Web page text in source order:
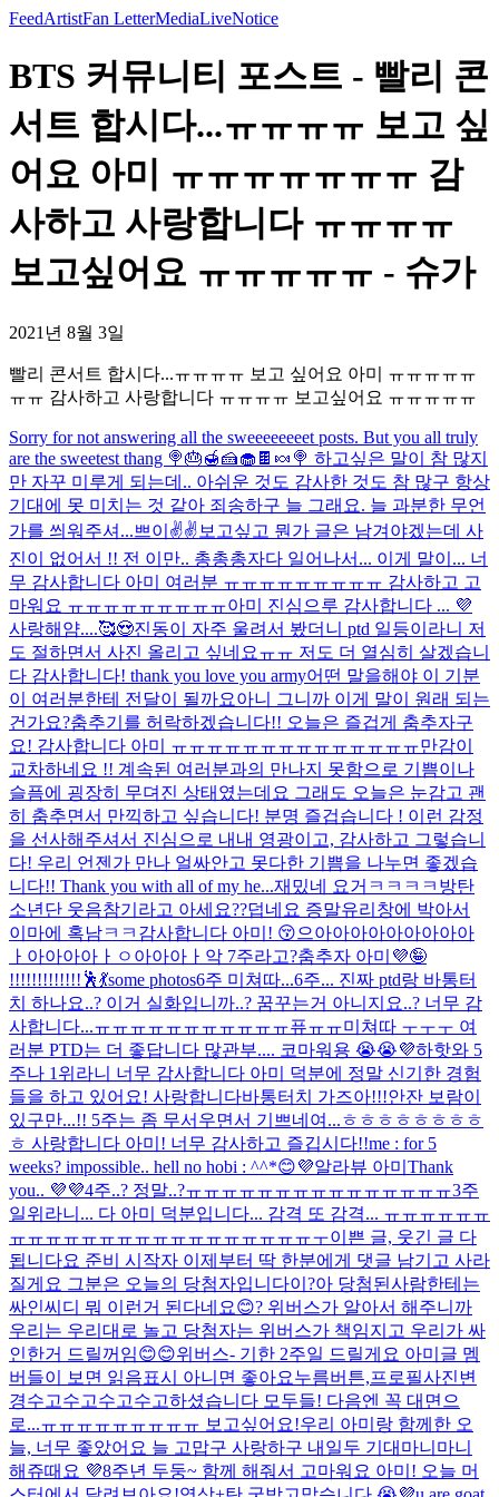
FeedArtistFan LetterMediaLiveNotice
BTS 커뮤니티 포스트 - 빨리 콘
서트 합시다...ㅠㅠㅠㅠ 보고 싶
어요 아미 ㅠㅠㅠㅠㅠㅠㅠ 감
사하고 사랑합니다 ㅠㅠㅠㅠ
보고싶어요 ㅠㅠㅠㅠㅠ - 슈가
2021년 8월 3일
빨리 콘서트 합시다...ㅠㅠㅠㅠ 보고 싶어요 아미 ㅠㅠㅠㅠㅠ
ㅠㅠ 감사하고 사랑합니다 ㅠㅠㅠㅠ 보고싶어요 ㅠㅠㅠㅠㅠ
Sorry for not answering all the sweeeeeeeet posts. But you all truly
are the sweetest thang 🍭🎂🍯🍰🧁🍫🍬🍭 하고싶은 말이 참 많지
만 자꾸 미루게 되는데.. 아쉬운 것도 감사한 것도 참 많구 항상
기대에 못 미치는 것 같아 죄송하구 늘 그래요. 늘 과분한 무언
가를 씌워주셔...쁘이 ✌✌ 보고싶고 뭔가 글은 남겨야겠는데 사
진이 없어서 !! 전 이만.. 총총총자다 일어나서... 이게 말이... 너
무 감사합니다 아미 여러분 ㅠㅠㅠㅠㅠㅠㅠㅠㅠ 감사하고 고
마워요 ㅠㅠㅠㅠㅠㅠㅠㅠㅠ아미 진심으루 감사합니다 ... 💜
사랑해얌....🥰😍진동이 자주 울려서 봤더니 ptd 일등이라니 저
도 절하면서 사진 올리고 싶네요ㅠㅠ 저도 더 열심히 살겠습니
다 감사합니다! thank you love you army어떤 말을해야 이 기분
이 여러분한테 전달이 될까요아니 그니까 이게 말이 원래 되는
건가요?춤추기를 허락하겠습니다!! 오늘은 즐겁게 춤추자구
요! 감사합니다 아미 ㅠㅠㅠㅠㅠㅠㅠㅠㅠㅠㅠㅠㅠㅠ만감이
교차하네요 !! 계속된 여러분과의 만나지 못함으로 기쁨이나
슬픔에 굉장히 무뎌진 상태였는데요 그래도 오늘은 눈감고 괜
히 춤추면서 만끽하고 싶습니다! 분명 즐겁습니다 ! 이런 감정
을 선사해주셔서 진심으로 내내 영광이고, 감사하고 그렇습니
다! 우리 언젠가 만나 얼싸안고 못다한 기쁨을 나누면 좋겠습
니다!! Thank you with all of my he...재밌네 요거ㅋㅋㅋㅋ 방탄
소년단 웃음참기라고 아세요??덥네요 증말유리창에 박아서
이마에 혹남ㅋㅋ 감사합니다 아미! 😚으아아아아아아아아아
ㅏ아아아아ㅏㅇ아아아ㅏ악 7주라고?춤추자 아미💜🤪
!!!!!!!!!!!!!🕺💃some photos6주 미쳐따...6주... 진짜 ptd랑 바통터
치 하나요..? 이거 실화입니까..? 꿈꾸는거 아니지요..? 너무 감
사합니다...ㅠㅠㅠㅠㅠㅠㅠㅠㅠㅠㅠ퓨ㅠㅠ미쳐따 ㅜㅜㅜ 여
러분 PTD는 더 좋답니다 많관부.... 코마워용 😭😭💜하핫와 5
주나 1위라니 너무 감사합니다 아미 덕분에 정말 신기한 경험
들을 하고 있어요! 사랑합니다바통터치 가즈아!!!안잔 보람이
있구만...!! 5주는 좀 무서우면서 기쁘네여...ㅎㅎㅎㅎㅎㅎㅎㅎ
ㅎ 사랑합니다 아미! 너무 감사하고 즐깁시다!!me : for 5
weeks? impossible.. hell no hobi : ^^*😊💜알라뷰 아미 Thank
you.. 💜💜4주..? 정말..?ㅠㅠㅠㅠㅠㅠㅠㅠㅠㅠㅠㅠㅠㅠㅠ3주
일위라니... 다 아미 덕분입니다... 감격 또 감격... ㅠㅠㅠㅠㅠㅠ
ㅠㅠㅠㅠㅠㅠㅠㅠㅠㅠㅠㅠㅠㅠㅠㅠㅠㅜ이쁜 글, 웃긴 글 다
됩니다요 준비 시작자 이제부터 딱 한분에게 댓글 남기고 사라
질게요 그분은 오늘의 당첨자입니다이?아 당첨된사람한테는
싸인씨디 뭐 이런거 된다네요😊? 위버스가 알아서 해주니까
우리는 우리대로 놀고 당첨자는 위버스가 책임지고 우리가 싸
인한거 드릴꺼임😊😊위버스- 기한 2주일 드릴게요 아미글 멤
버들이 보면 읽음표시 아니면 좋아요누름버튼,프로필사진변
경수고수고수고수고하셨습니다 모두들! 다음엔 꼭 대면으
로...ㅠㅠㅠㅠㅠㅠㅠㅠㅠ 보고싶어요!우리 아미랑 함께한 오
늘, 너무 좋았어요 늘 고맙구 사랑하구 내일두 기대마니마니
해쥬때요 💜8주년 두둥~ 함께 해줘서 고마워요 아미! 오늘 머